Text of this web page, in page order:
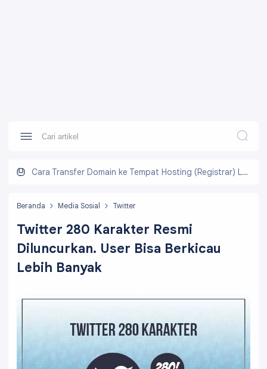
Cara Transfer Domain ke Tempat Hosting (Registrar) Lain
Beranda Media Sosial Twitter
Twitter 280 Karakter Resmi
Diluncurkan. User Bisa Berkicau
Lebih Banyak